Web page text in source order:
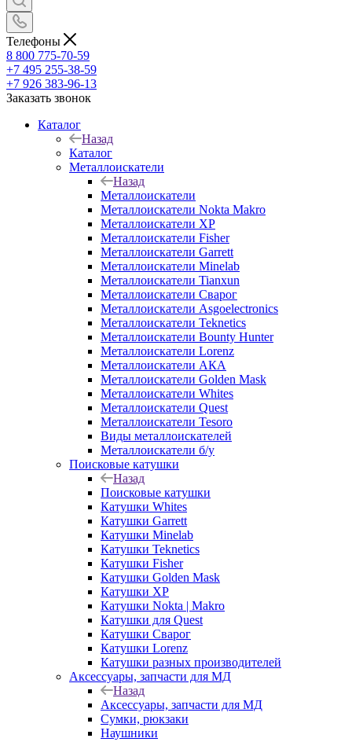
Телефоны
8 800 775-70-59
+7 495 255-38-59
+7 926 383-96-13
Заказать звонок
Каталог
Назад
Каталог
Металлоискатели
Назад
Металлоискатели
Металлоискатели Nokta Makro
Металлоискатели XP
Металлоискатели Fisher
Металлоискатели Garrett
Металлоискатели Minelab
Металлоискатели Tianxun
Металлоискатели Сварог
Металлоискатели Asgoelectronics
Металлоискатели Teknetics
Металлоискатели Bounty Hunter
Металлоискатели Lorenz
Металлоискатели АКА
Металлоискатели Golden Mask
Металлоискатели Whites
Металлоискатели Quest
Металлоискатели Tesoro
Виды металлоискателей
Металлоискатели б/у
Поисковые катушки
Назад
Поисковые катушки
Катушки Whites
Катушки Garrett
Катушки Minelab
Катушки Teknetics
Катушки Fisher
Катушки Golden Mask
Катушки XP
Катушки Nokta | Makro
Катушки для Quest
Катушки Сварог
Катушки Lorenz
Катушки разных производителей
Аксессуары, запчасти для МД
Назад
Аксессуары, запчасти для МД
Сумки, рюкзаки
Наушники